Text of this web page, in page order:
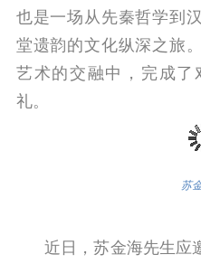
也是一场从先秦哲学到
堂遗韵的文化纵深之旅
艺术的交融中，完成了
礼。
苏
近日，苏金海先生应